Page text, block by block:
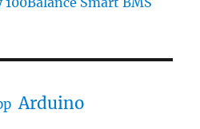
Arduino